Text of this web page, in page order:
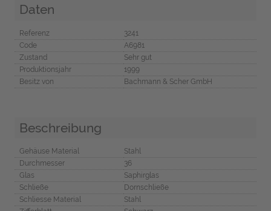
Daten
Referenz
3241
Code
A6981
Zustand
Sehr gut
Produktionsjahr
1999
Besitz von
Bachmann & Scher GmbH
Beschreibung
Gehäuse Material
Stahl
Durchmesser
36
Glas
Saphirglas
Schließe
Dornschließe
Schliesse Material
Stahl